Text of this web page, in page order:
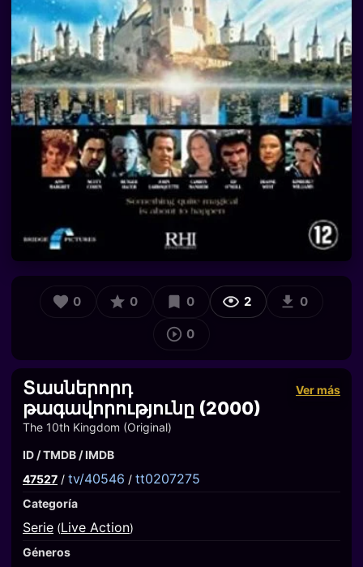
0 0 0 2 0
0
Տասներորդ
թագավորությունը (2000)
Ver más
The 10th Kingdom (Original)
ID / TMDB / IMDB
47527 / tv/40546 / tt0207275
Categoría
Serie (Live Action)
Géneros